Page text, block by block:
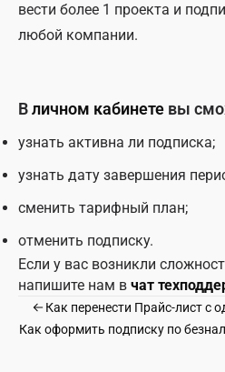
вести более 1 проекта и
любой компании.
Вличном кабинете вы
узнать активна ли подписка;
узнать дату завершения
сменить тарифный план;
отменить подписку.
Если у вас возникли
напишите нам в чат
Как перенести Прайс‑лист с
Как оформить подписку по